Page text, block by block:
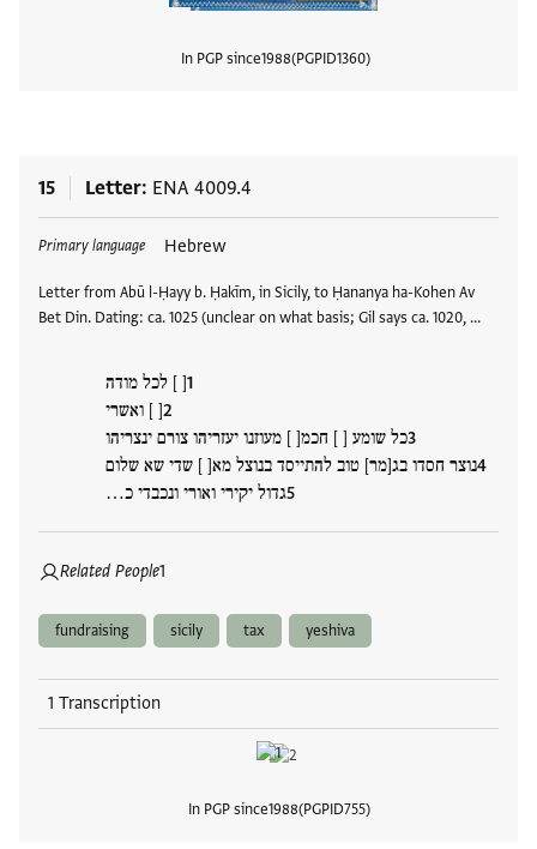
In PGP since1988 PGPID1360
15 Letter ENA 4009.4
Primary language Hebrew
Letter from Abū l-Ḥayy b. Ḥakīm, in Sicily, to Ḥananya ha-Kohen Av
Bet Din. Dating: ca. 1025 (unclear on what basis; Gil says ca. 1020, …
[ ] לכל מודה
[ ] ואשרי
כל שומע [ ] חכמ[ ] מעוזנו יעזריהו צורם ינצריהו
נוצר חסדו בג[מר] טוב להתייסד בנוצל מא[ ] שדי שא שלום
גדול יקירי ואורי ונכבדי כ…
Related People1
Tags
fundraising sicily tax yeshiva
1 Transcription
In PGP since1988 PGPID755